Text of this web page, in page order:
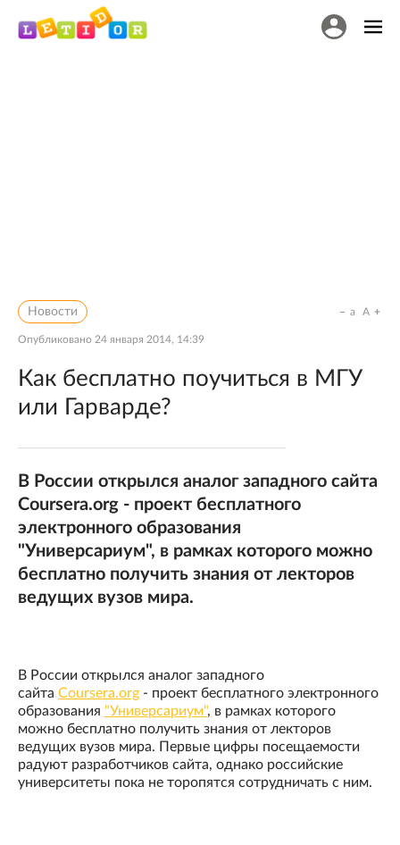
Новости
Опубликовано 24 января 2014, 14:39
a A
Как бесплатно поучиться в МГУ
или Гарварде?
В России открылся аналог западного сайта
Coursera.org - проект бесплатного
электронного образования
"Универсариум", в рамках которого можно
бесплатно получить знания от лекторов
ведущих вузов мира.
В России открылся аналог западного
сайта Coursera.org - проект бесплатного электронного
образования "Универсариум", в рамках которого
можно бесплатно получить знания от лекторов
ведущих вузов мира. Первые цифры посещаемости
радуют разработчиков сайта, однако российские
университеты пока не торопятся сотрудничать с ним.